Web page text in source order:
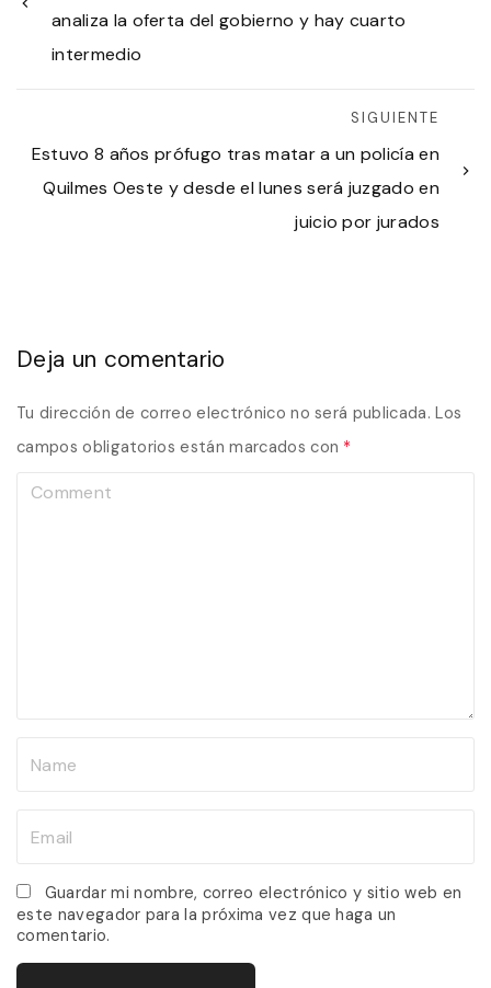
analiza la oferta del gobierno y hay cuarto
intermedio
SIGUIENTE
Estuvo 8 años prófugo tras matar a un policía en
Quilmes Oeste y desde el lunes será juzgado en
juicio por jurados
Deja un comentario
Tu dirección de correo electrónico no será publicada. Los
campos obligatorios están marcados con *
*
a
i
l
Guardar mi nombre, correo electrónico y sitio web en
este navegador para la próxima vez que haga un
comentario.